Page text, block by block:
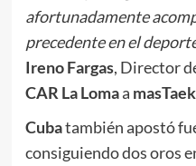
afortunadamente
precedente en el
Ireno Fargas, Director
CAR La Lomaa
Cubatambién apostó
consiguiendo dos oros